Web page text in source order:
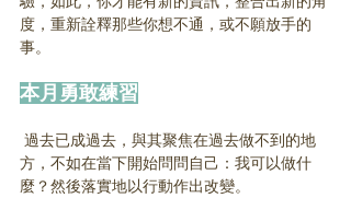
度，重新詮釋那些你想不通，或不願放手的
事。
本月勇敢練習
方，不如在當下開始問問自己：我可以做什
麼？然後落實地以行動作出改變。